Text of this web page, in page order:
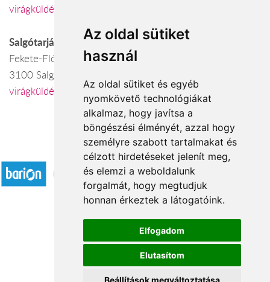
Az oldal sütiket
használ
Az oldal sütiket és egyéb
nyomkövető technológiákat
alkalmaz, hogy javítsa a
böngészési élményét, azzal hogy
személyre szabott tartalmakat és
célzott hirdetéseket jelenít meg,
és elemzi a weboldalunk
forgalmát, hogy megtudjuk
honnan érkeztek a látogatóink.
Elfogadom
Elutasítom
Beállítások megváltoztatása
virágküldés Balassagyarmat
Salgótarján
Fekete-Flóra virágüzlet
3100 Salgótarján, Fő tér 2.
virágküldés Salgótarján
Elfogadott fizetési módok
Á.SZ.F.
Impresszum
Adatkezelési tájékoztató